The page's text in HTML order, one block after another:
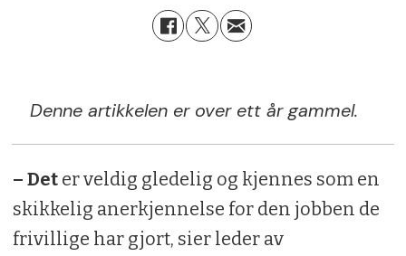
Denne artikkelen er over ett år gammel.
– Deter veldig gledelig og kjennes som en
skikkelig anerkjennelse for den jobben de
frivillige har gjort, sier leder av